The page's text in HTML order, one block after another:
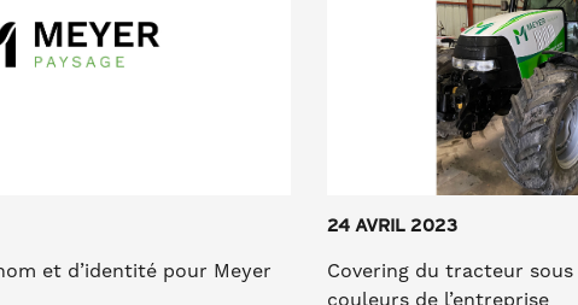
et d’identité pour Meyer
24 AVRIL 2023
Covering du tracteur
couleurs de l’entreprise